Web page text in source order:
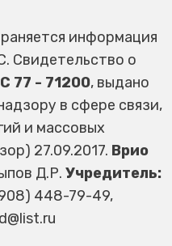
информация
Свидетельство о
77 - 71200, выдано
в сфере связи,
и массовых
27.09.2017. Врио
Д.Р. Учредитель:
448-79-49,